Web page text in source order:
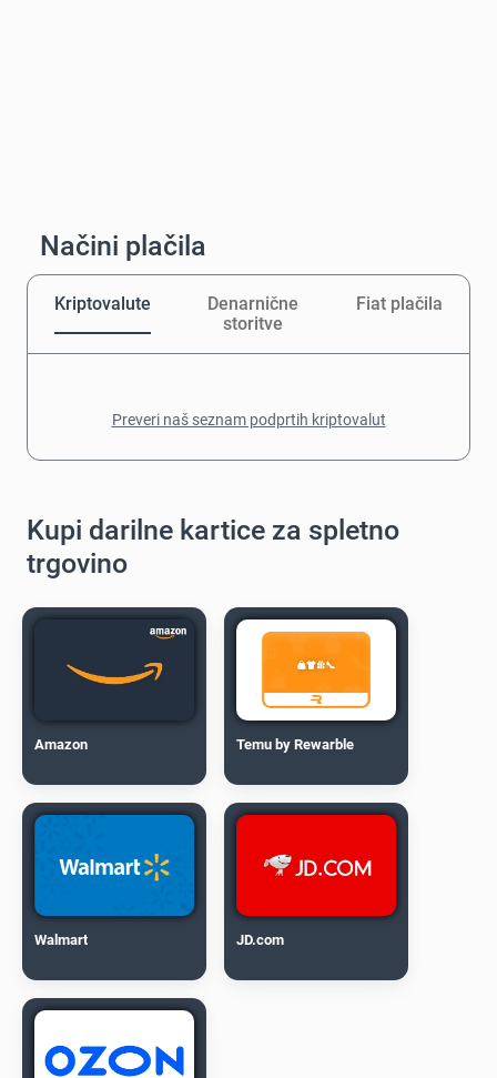
Načini plačila
Kriptovalute
Denarnične
storitve
Fiat plačila
Preveri naš seznam podprtih kriptovalut
Kupi darilne kartice za spletno
trgovino
Amazon Temu by Rewarble
Walmart JD.com